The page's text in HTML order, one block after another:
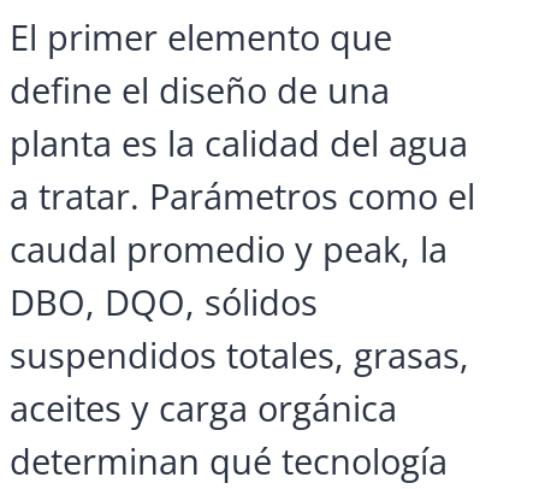
El primer elemento que
define el diseño de una
planta es la calidad del agua
a tratar. Parámetros como el
caudal promedio y peak, la
DBO, DQO, sólidos
suspendidos totales, grasas,
aceites y carga orgánica
determinan qué tecnología